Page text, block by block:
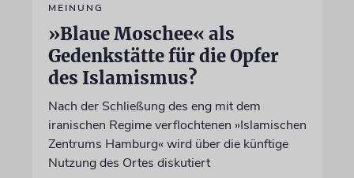
MEINUNG
»Blaue Moschee« als
Gedenkstätte für die Opfer
des Islamismus?
Nach der Schließung des eng mit dem
iranischen Regime verflochtenen »Islamischen
Zentrums Hamburg« wird über die künftige
Nutzung des Ortes diskutiert